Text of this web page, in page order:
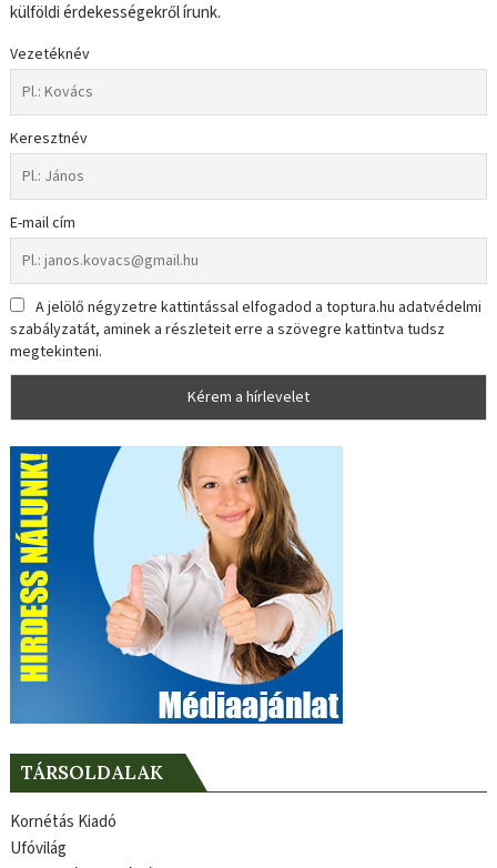
külföldi érdekességekről írunk.
Vezetéknév
Keresztnév
E-mail cím
A jelölő négyzetre kattintással elfogadod a toptura.hu adatvédelmi
szabályzatát, aminek a részleteit erre a szövegre kattintva tudsz
megtekinteni.
TÁRSOLDALAK
Kornétás Kiadó
Ufóvilág